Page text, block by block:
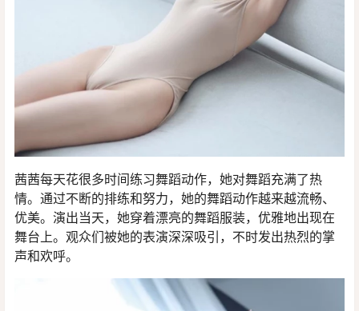
茜茜每天花很多时间练习舞蹈动作，她对舞蹈充满了热
情。通过不断的排练和努力，她的舞蹈动作越来越流畅、
优美。演出当天，她穿着漂亮的舞蹈服装，优雅地出现在
舞台上。观众们被她的表演深深吸引，不时发出热烈的掌
声和欢呼。